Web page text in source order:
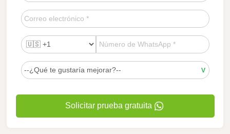
Solicitar prueba gratuita